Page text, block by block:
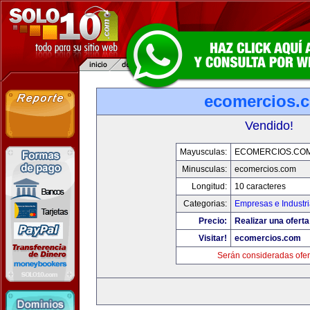
Vendido!
Mayusculas:
Minusculas:
ecomercios.com
Longitud:
10 caracteres
Categorias:
Empresas e
Precio:
Realizar una
Visitar!
ecomercios.com
Serán consideradas